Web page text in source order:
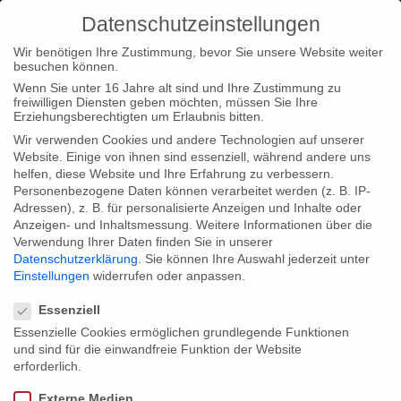
Home Type|News Type|Filmnews
“Shackleton’s
Captain” awarded Best Script
“Shackleton’s Captain” awarded Best
Script
After recieving the camera award, now we are glad to announce,
that “Shackleton’s Captain” was honored in the category `Best
Datenschutzeinstellungen
Wir benötigen Ihre Zustimmung, bevor Sie unsere Website weiter
besuchen können.
Wenn Sie unter 16 Jahre alt sind und Ihre Zustimmung zu
freiwilligen Diensten geben möchten, müssen Sie Ihre
Erziehungsberechtigten um Erlaubnis bitten.
Wir verwenden Cookies und andere Technologien auf unserer
Website. Einige von ihnen sind essenziell, während andere uns
helfen, diese Website und Ihre Erfahrung zu verbessern.
Personenbezogene Daten können verarbeitet werden (z. B. IP-
Adressen), z. B. für personalisierte Anzeigen und Inhalte oder
Anzeigen- und Inhaltsmessung. Weitere Informationen über die
Verwendung Ihrer Daten finden Sie in unserer
Datenschutzerklärung
Sie können Ihre Auswahl jederzeit unter
Einstellungen widerrufen oder anpassen.
Essenziell
Essenzielle Cookies ermöglichen grundlegende Funktionen
und sind für die einwandfreie Funktion der Website
erforderlich.